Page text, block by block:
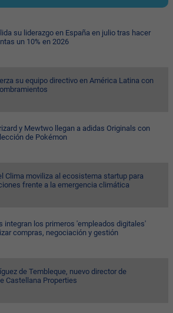
su liderazgo en España en julio tras hacer
un 10% en 2026
su equipo directivo en América Latina con
y Mewtwo llegan a adidas Originals con
de Pokémon
Clima moviliza al ecosistema startup para
frente a la emergencia climática
integran los primeros 'empleados digitales'
compras, negociación y gestión
de Tembleque, nuevo director de
Castellana Properties